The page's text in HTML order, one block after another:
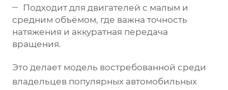
Подходит для двигателей с малым и
средним объёмом, где важна точность
натяжения и аккуратная передача
вращения.
Это делает модель востребованной среди
владельцев популярных автомобильных